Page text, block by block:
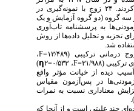
مشاوره شهر اندیشه مراجعه کردند. ۲۴ زوج با نمونه‌گیری در
گروه (دو گروه آزمایش و یک
به پرسشنامه تاب‌آوری
تجزیه و تحلیل داده‌ها از روش
شد.
ترکیبی (۱۳/۴۸۹ F=،
F، ۰/۵۳۳ =
𝝶۲)
دیده از خیانت مؤثر واقع‌
در پس‌آزمون مقیاس
معناداری نسبت به نمرات
چند علیتی است و از آنجا که